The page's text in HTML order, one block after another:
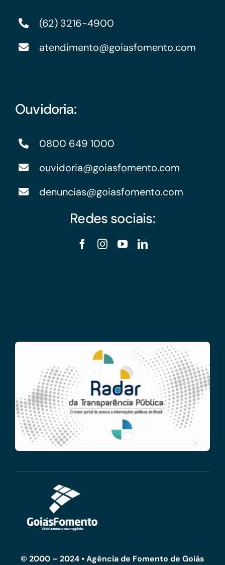
(62) 3216-4900
atendimento@goiasfomento.com
Ouvidoria:
0800 649 1000
ouvidoria@goiasfomento.com
denuncias@goiasfomento.com
Redes sociais:
© 2000 – 2024 • Agência de Fomento de Goiás